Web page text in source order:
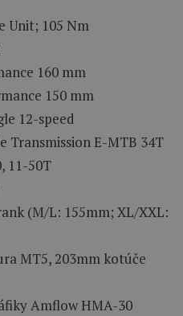
Unit; 105 Nm
160 mm
150 mm
12-speed
Transmission E-MTB 34T
11-50T
(M/L: 155mm; XL/XXL:
MT5, 203mm kotúče
Amflow HMA-30